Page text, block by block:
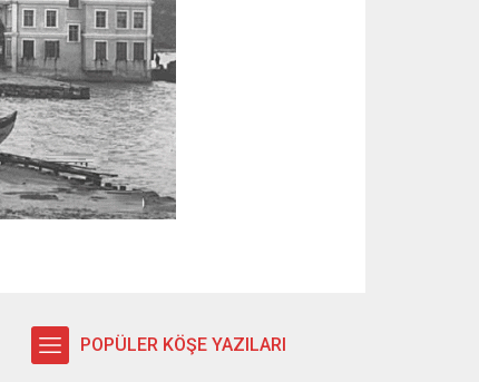
POPÜLER KÖŞE YAZILARI